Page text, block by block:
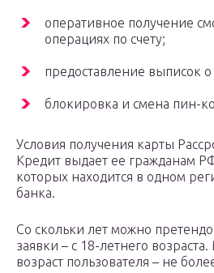
оперативное получение
операциях по счету;
предоставление выписок
блокировка и смена пин-
Условия получения карты
Кредит выдает ее гражданам
которых находится в одном
банка.
Со скольки лет можно
заявки – с 18-летнего
возраст пользователя – не